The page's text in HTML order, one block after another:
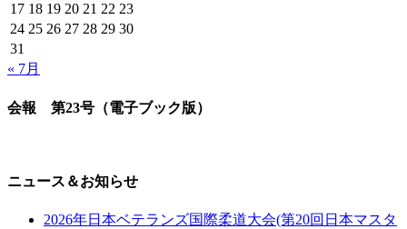
17 18 19 20 21 22 23
24 25 26 27 28 29 30
31
« 7月
会報 第23号（電子ブック版）
ニュース＆お知らせ
2026年日本ベテランズ国際柔道大会(第20回日本マスタ